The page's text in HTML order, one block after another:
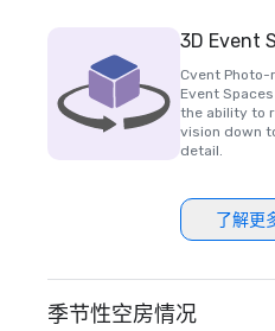
3D Event
Cvent Photo-
Event
the ability to
vision down
detail.
了解更
季节性空房情况